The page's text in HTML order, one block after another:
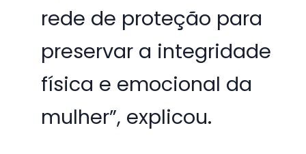
rede de proteção para
preservar a integridade
física e emocional da
mulher”, explicou.